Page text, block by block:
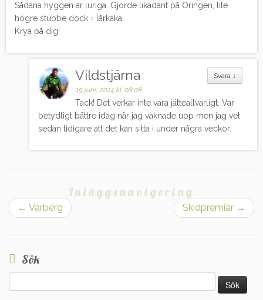
Sådana hyggen är luriga. Gjorde likadant på Oringen, lite
högre stubbe dock = lårkaka.
Krya på dig!
Svara ↓
Vildstjärna
15 juni, 2014 kl. 08:08
Tack! Det verkar inte vara jätteallvarligt. Var
betydligt bättre idag när jag vaknade upp men jag vet
sedan tidigare att det kan sitta i under några veckor.
Inläggsnavigering
← Varberg Skidpremiär →
Sök
efter: